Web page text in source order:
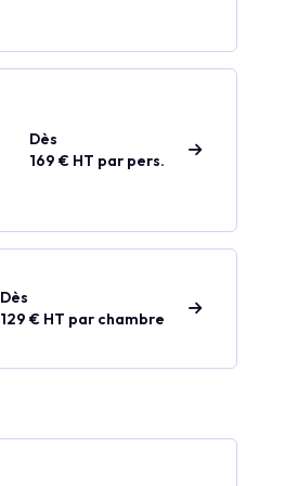
Dès
169 € HT par pers.
Dès
129 € HT par chambre